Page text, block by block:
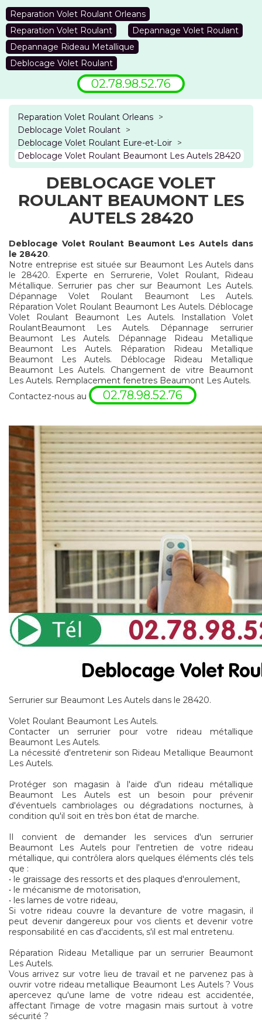
Reparation Volet Roulant Orleans
Reparation Volet Roulant
Depannage Volet Roulant
Depannage Rideau Metallique
Deblocage Volet Roulant
02.78.98.52.76
Reparation Volet Roulant Orleans >
Deblocage Volet Roulant >
Deblocage Volet Roulant Eure-et-Loir >
Deblocage Volet Roulant Beaumont Les Autels 28420
DEBLOCAGE VOLET
ROULANT BEAUMONT LES
AUTELS 28420
Deblocage Volet Roulant Beaumont Les Autels dans
le 28420.
Notre entreprise est située sur Beaumont Les Autels dans
le 28420. Experte en Serrurerie, Volet Roulant, Rideau
Métallique. Serrurier pas cher sur Beaumont Les Autels.
Dépannage Volet Roulant Beaumont Les Autels.
Réparation Volet Roulant Beaumont Les Autels. Déblocage
Volet Roulant Beaumont Les Autels. Installation Volet
RoulantBeaumont Les Autels. Dépannage serrurier
Beaumont Les Autels. Dépannage Rideau Metallique
Beaumont Les Autels. Réparation Rideau Metallique
Beaumont Les Autels. Déblocage Rideau Metallique
Beaumont Les Autels. Changement de vitre Beaumont
Les Autels. Remplacement fenetres Beaumont Les Autels.
Contactez-nous au
02.78.98.52.76
Serrurier sur Beaumont Les Autels dans le 28420.
Volet Roulant Beaumont Les Autels.
Contacter un serrurier pour votre rideau métallique
Beaumont Les Autels.
La nécessité d'entretenir son Rideau Metallique Beaumont
Les Autels.
Protéger son magasin à l'aide d'un rideau métallique
Beaumont Les Autels est un besoin pour prévenir
d'éventuels cambriolages ou dégradations nocturnes, à
condition qu'il soit en très bon état de marche.
Il convient de demander les services d'un serrurier
Beaumont Les Autels pour l'entretien de votre rideau
métallique, qui contrôlera alors quelques éléments clés tels
que :
• le graissage des ressorts et des plaques d'enroulement,
• le mécanisme de motorisation,
• les lames de votre rideau,
Si votre rideau couvre la devanture de votre magasin, il
peut devenir dangereux pour vos clients et devenir votre
responsabilité en cas d'accidents, s'il est mal entretenu.
Réparation Rideau Metallique par un serrurier Beaumont
Les Autels.
Vous arrivez sur votre lieu de travail et ne parvenez pas à
ouvrir votre rideau metallique Beaumont Les Autels ? Vous
apercevez qu'une lame de votre rideau est accidentée,
affectant l'image de votre magasin mais surtout à votre
sécurité ?